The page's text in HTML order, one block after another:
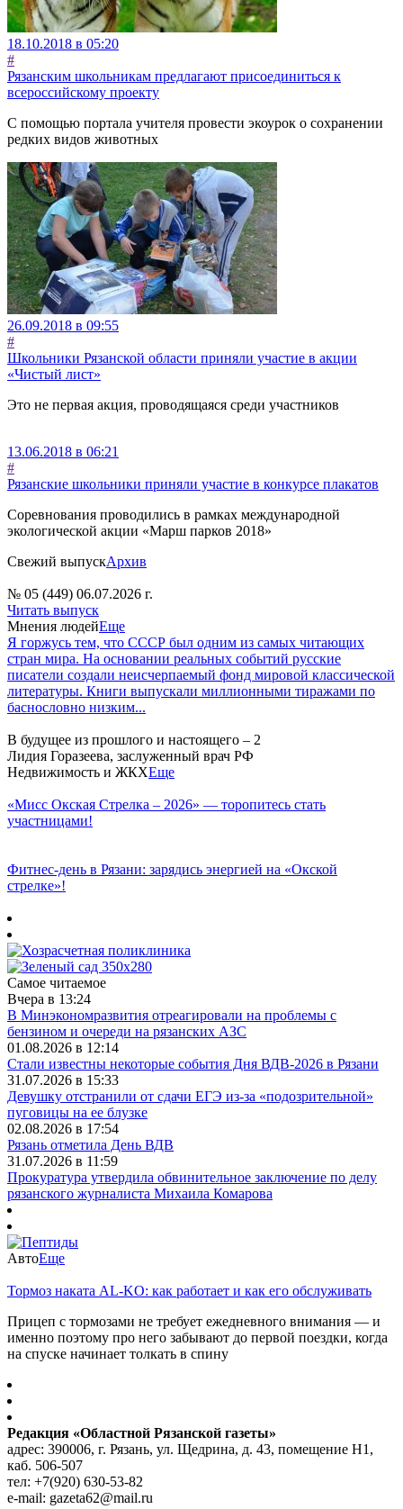
18.10.2018 в 05:20
#
Рязанским школьникам предлагают присоединиться к
всероссийскому проекту
С помощью портала учителя провести экоурок о сохранении
редких видов животных
26.09.2018 в 09:55
#
Школьники Рязанской области приняли участие в акции
«Чистый лист»
Это не первая акция, проводящаяся среди участников
13.06.2018 в 06:21
#
Рязанские школьники приняли участие в конкурсе плакатов
Соревнования проводились в рамках международной
экологической акции «Марш парков 2018»
Свежий выпускАрхив
№ 05 (449) 06.07.2026 г.
Читать выпуск
Мнения людейЕще
Я горжусь тем, что СССР был одним из самых читающих
стран мира. На основании реальных событий русские
писатели создали неисчерпаемый фонд мировой классической
литературы. Книги выпускали миллионными тиражами по
баснословно низким...
В будущее из прошлого и настоящего – 2
Лидия Горазеева, заслуженный врач РФ
Недвижимость и ЖКХЕще
«Мисс Окская Стрелка – 2026» — торопитесь стать
участницами!
Фитнес‑день в Рязани: зарядись энергией на «Окской
стрелке»!
Самое читаемое
Вчера в 13:24
В Минэкономразвития отреагировали на проблемы с
бензином и очереди на рязанских АЗС
01.08.2026 в 12:14
Стали известны некоторые события Дня ВДВ-2026 в Рязани
31.07.2026 в 15:33
Девушку отстранили от сдачи ЕГЭ из-за «подозрительной»
пуговицы на ее блузке
02.08.2026 в 17:54
Рязань отметила День ВДВ
31.07.2026 в 11:59
Прокуратура утвердила обвинительное заключение по делу
рязанского журналиста Михаила Комарова
АвтоЕще
Тормоз наката AL-KO: как работает и как его обслуживать
Прицеп с тормозами не требует ежедневного внимания — и
именно поэтому про него забывают до первой поездки, когда
на спуске начинает толкать в спину
Редакция «Областной Рязанской газеты»
адрес: 390006, г. Рязань, ул. Щедрина, д. 43, помещение Н1,
каб. 506-507
тел: +7(920) 630-53-82
e-mail: gazeta62@mail.ru